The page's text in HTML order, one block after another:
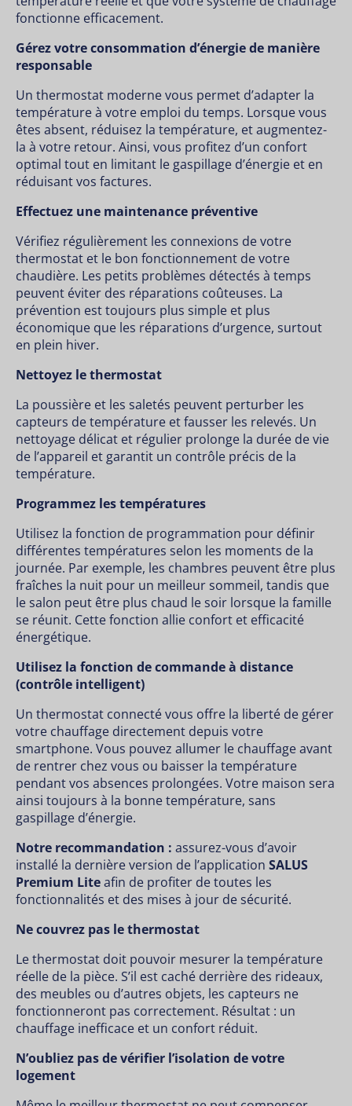
fonctionne efficacement.
Gérez votre consommation d’énergie de manière
responsable
Un thermostat moderne vous permet d’adapter la
température à votre emploi du temps. Lorsque vous
êtes absent, réduisez la température, et augmentez-
la à votre retour. Ainsi, vous profitez d’un confort
optimal tout en limitant le gaspillage d’énergie et en
réduisant vos factures.
Effectuez une maintenance préventive
Vérifiez régulièrement les connexions de votre
thermostat et le bon fonctionnement de votre
chaudière. Les petits problèmes détectés à temps
peuvent éviter des réparations coûteuses. La
prévention est toujours plus simple et plus
économique que les réparations d’urgence, surtout
en plein hiver.
Nettoyez le thermostat
La poussière et les saletés peuvent perturber les
capteurs de température et fausser les relevés. Un
nettoyage délicat et régulier prolonge la durée de vie
de l’appareil et garantit un contrôle précis de la
température.
Programmez les températures
Utilisez la fonction de programmation pour définir
différentes températures selon les moments de la
journée. Par exemple, les chambres peuvent être plus
fraîches la nuit pour un meilleur sommeil, tandis que
le salon peut être plus chaud le soir lorsque la famille
se réunit. Cette fonction allie confort et efficacité
énergétique.
Utilisez la fonction de commande à distance
(contrôle intelligent)
Un thermostat connecté vous offre la liberté de gérer
votre chauffage directement depuis votre
smartphone. Vous pouvez allumer le chauffage avant
de rentrer chez vous ou baisser la température
pendant vos absences prolongées. Votre maison sera
ainsi toujours à la bonne température, sans
gaspillage d’énergie.
Notre recommandation : assurez-vous d’avoir
installé la dernière version de l’application SALUS
Premium Liteafin de profiter de toutes les
fonctionnalités et des mises à jour de sécurité.
Ne couvrez pas le thermostat
Le thermostat doit pouvoir mesurer la température
réelle de la pièce. S’il est caché derrière des rideaux,
des meubles ou d’autres objets, les capteurs ne
fonctionneront pas correctement. Résultat : un
chauffage inefficace et un confort réduit.
N’oubliez pas de vérifier l’isolation de votre
logement